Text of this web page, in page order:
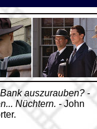
auszurauben? -
Nüchtern. -John